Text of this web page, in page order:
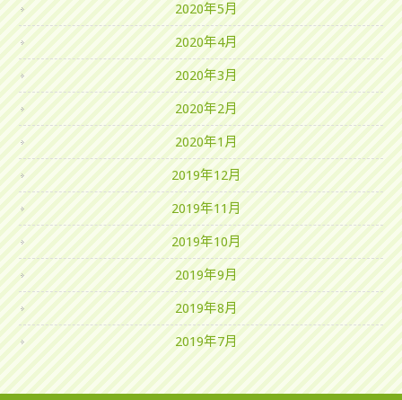
2020年5月
2020年4月
2020年3月
2020年2月
2020年1月
2019年12月
2019年11月
2019年10月
2019年9月
2019年8月
2019年7月